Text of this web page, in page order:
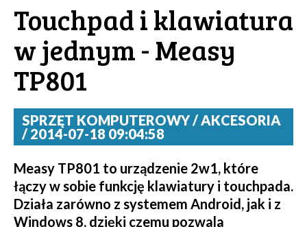
Touchpad i klawiatura
w jednym - Measy
TP801
SPRZĘT KOMPUTEROWY / AKCESORIA
/ 2014-07-18 09:04:58
Measy TP801 to urządzenie 2w1, które
łączy w sobie funkcję klawiatury i touchpada.
Działa zarówno z systemem Android, jak i z
Windows 8, dzięki czemu pozwala